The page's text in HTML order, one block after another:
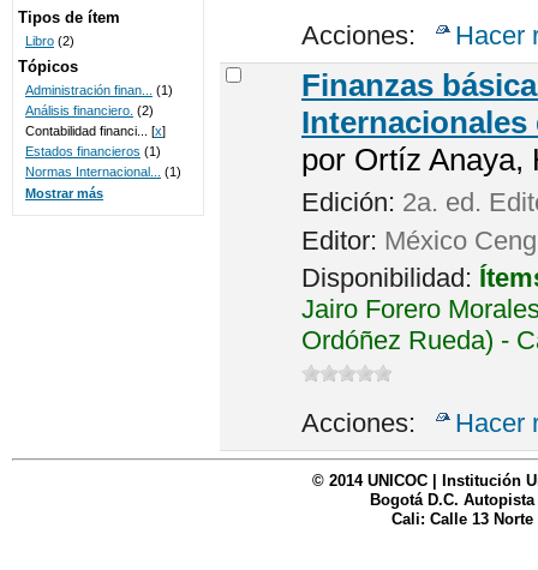
Acciones: Hacer
Finanzas
Internacionales
por Ortíz Anaya,
Edición: 2a. ed.
Editor: México
Disponibilidad:
Jairo Forero
Ordóñez Rueda) -
Acciones: Hacer
Tipos de ítem
Libro (2)
Tópicos
Administración finan...
(1)
Análisis financiero. (2)
Contabilidad financi...
[x]
Estados financieros (1)
Normas Internacional... (1)
Mostrar más
© 2014 UNICOC | Institución
Bogotá D.C. Autopista
Cali: Calle 13 Norte